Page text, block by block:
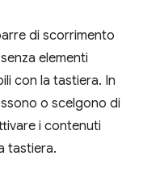
di scorrimento
elementi
con la tastiera. In
o scelgono di
i contenuti
tastiera.